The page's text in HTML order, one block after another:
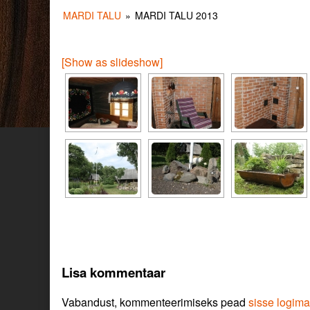
MARDI TALU » MARDI TALU 2013
[Show as slideshow]
Lisa kommentaar
Vabandust, kommenteerimiseks pead sisse logima